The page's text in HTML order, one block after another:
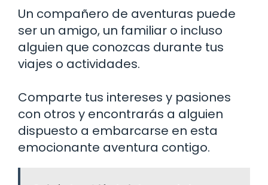
Un compañero de aventuras puede
ser un amigo, un familiar o incluso
alguien que conozcas durante tus
viajes o actividades.
Comparte tus intereses y pasiones
con otros y encontrarás a alguien
dispuesto a embarcarse en esta
emocionante aventura contigo.